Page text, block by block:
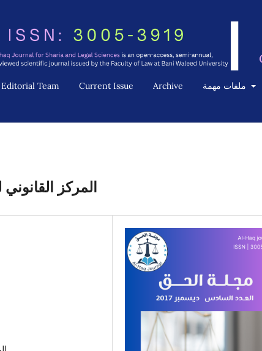
Editorial Team Current Issue Archive
المركز